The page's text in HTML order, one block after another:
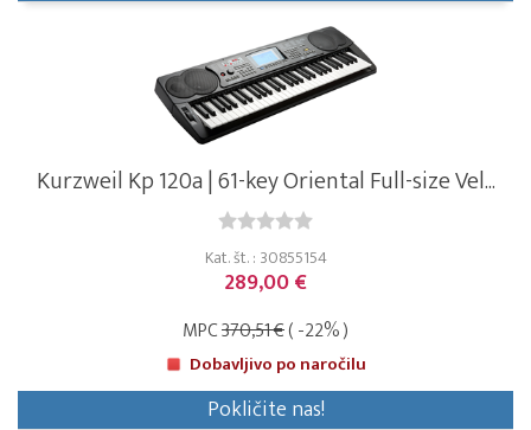
Kurzweil Kp 120a | 61-key Oriental Full-size Vel...
Kat. št. : 30855154
289,00 €
MPC370,51 €( -22% )
Dobavljivo po naročilu
Pokličite nas!